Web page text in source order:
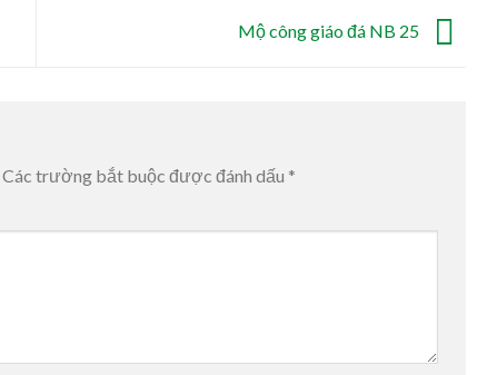
Mộ công giáo đá NB 25
Các trường bắt buộc được đánh dấu *